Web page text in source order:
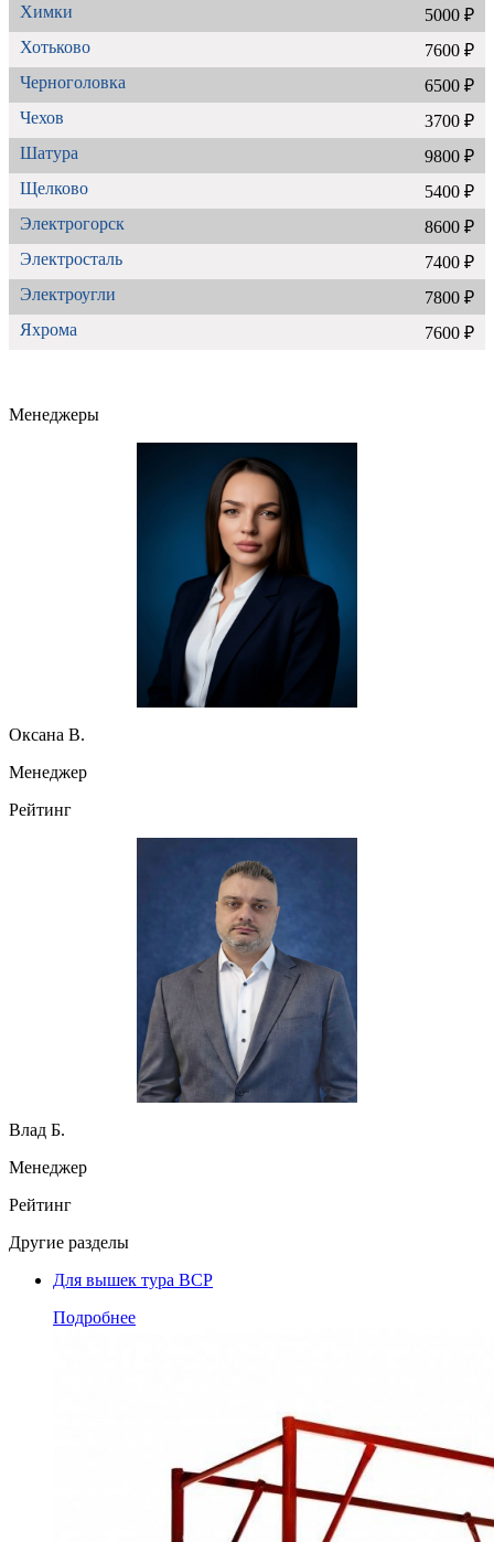
Химки
5000 ₽
Хотьково
7600 ₽
Черноголовка
6500 ₽
Чехов
3700 ₽
Шатура
9800 ₽
Щелково
5400 ₽
Электрогорск
8600 ₽
Электросталь
7400 ₽
Электроугли
7800 ₽
Яхрома
7600 ₽
Менеджеры
Оксана В.
Менеджер
Рейтинг
Влад Б.
Менеджер
Рейтинг
Другие разделы
Для вышек тура ВСР
Подробнее